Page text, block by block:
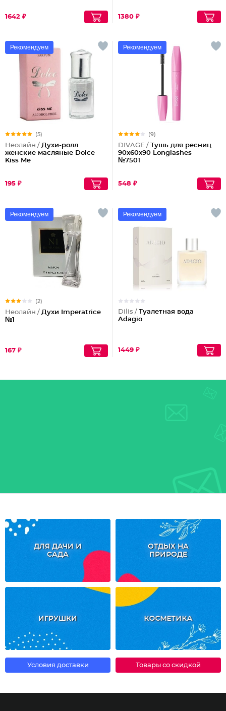
1642 ₽ 1380 ₽
Рекомендуем
(5)
Неолайн / Духи-ролл
женские масляные Dolce
Kiss Me
195 ₽
Рекомендуем
(9)
DIVAGE / Тушь для ресниц
90x60x90 Longlashes
№7501
548 ₽
Рекомендуем
(2)
Неолайн / Духи Imperatrice
№1
167 ₽
Рекомендуем
Dilis / Туалетная вода
Adagio
1449 ₽
ДЛЯ ДАЧИ И
САДА
ОТДЫХ НА
ПРИРОДЕ
ИГРУШКИ КОСМЕТИКА
Условия доставки Товары со скидкой